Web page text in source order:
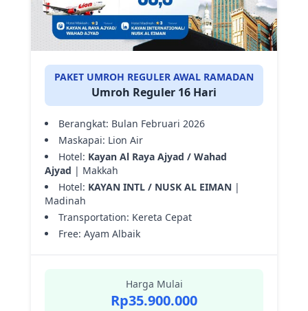
PAKET UMROH REGULER AWAL RAMADAN
Umroh Reguler 16 Hari
Berangkat: Bulan Februari 2026
Maskapai: Lion Air
Hotel: Kayan Al Raya Ajyad / Wahad
Ajyad | Makkah
Hotel: KAYAN INTL / NUSK AL EIMAN |
Madinah
Transportation: Kereta Cepat
Free: Ayam Albaik
Harga Mulai
Rp35.900.000